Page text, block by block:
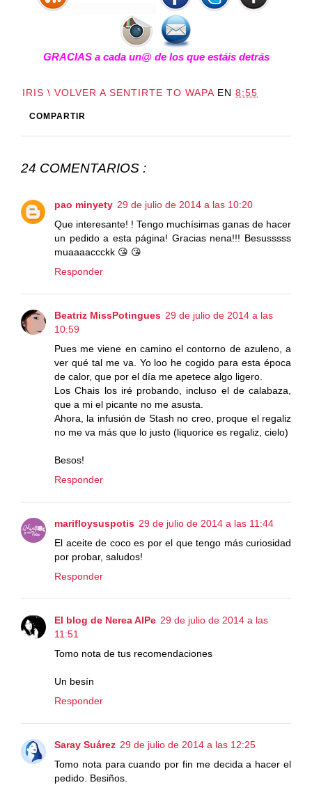
GRACIAS a cada un@ de los que estáis detrás
IRIS \ VOLVER A SENTIRTE TO WAPA EN 8:55
COMPARTIR
24 COMENTARIOS :
pao minyety 29 de julio de 2014 a las 10:20
Que interesante! ! Tengo muchísimas ganas de hacer
un pedido a esta página! Gracias nena!!! Besusssss
muaaaaccckk 😘 😘
Responder
Beatriz MissPotingues 29 de julio de 2014 a las
10:59
Pues me viene en camino el contorno de azuleno, a
ver qué tal me va. Yo loo he cogido para esta época
de calor, que por el día me apetece algo ligero.
Los Chais los iré probando, incluso el de calabaza,
que a mi el picante no me asusta.
Ahora, la infusión de Stash no creo, proque el regaliz
no me va más que lo justo (liquorice es regaliz, cielo)
Besos!
Responder
marifloysuspotis 29 de julio de 2014 a las 11:44
El aceite de coco es por el que tengo más curiosidad
por probar, saludos!
Responder
El blog de Nerea AlPe 29 de julio de 2014 a las
11:51
Tomo nota de tus recomendaciones
Un besín
Responder
Saray Suárez 29 de julio de 2014 a las 12:25
Tomo nota para cuando por fin me decida a hacer el
pedido. Besiños.